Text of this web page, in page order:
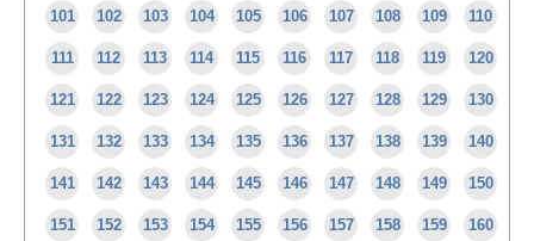
101 102 103 104 105 106 107 108 109 110
111 112 113 114 115 116 117 118 119 120
121 122 123 124 125 126 127 128 129 130
131 132 133 134 135 136 137 138 139 140
141 142 143 144 145 146 147 148 149 150
151 152 153 154 155 156 157 158 159 160